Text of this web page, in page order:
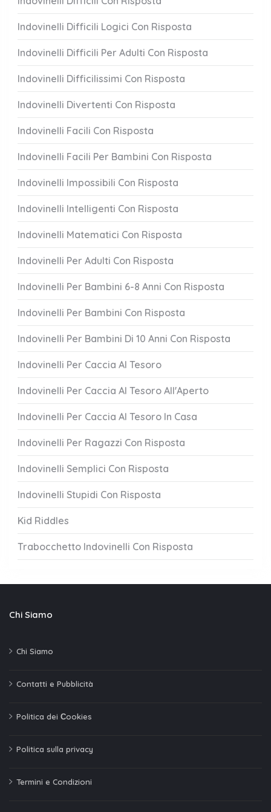
Indovinelli Difficili Logici Con Risposta
Indovinelli Difficili Per Adulti Con Risposta
Indovinelli Difficilissimi Con Risposta
Indovinelli Divertenti Con Risposta
Indovinelli Facili Con Risposta
Indovinelli Facili Per Bambini Con Risposta
Indovinelli Impossibili Con Risposta
Indovinelli Intelligenti Con Risposta
Indovinelli Matematici Con Risposta
Indovinelli Per Adulti Con Risposta
Indovinelli Per Bambini 6-8 Anni Con Risposta
Indovinelli Per Bambini Con Risposta
Indovinelli Per Bambini Di 10 Anni Con Risposta
Indovinelli Per Caccia Al Tesoro
Indovinelli Per Caccia Al Tesoro All'Aperto
Indovinelli Per Caccia Al Tesoro In Casa
Indovinelli Per Ragazzi Con Risposta
Indovinelli Semplici Con Risposta
Indovinelli Stupidi Con Risposta
Kid Riddles
Trabocchetto Indovinelli Con Risposta
Chi Siamo
Chi Siamo
Contatti e Pubblicità
Politica dei Сookies
Politica sulla privacy
Termini e Condizioni